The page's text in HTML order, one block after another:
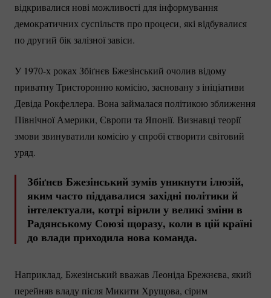
відкривалися нові можливості для інформування
демократичних суспільств про процеси, які відбувалися
по другий бік залізної завіси.
У 1970-х роках Збіґнєв Бжезінський очолив відому
приватну Тристоронню комісію, засновану з ініціативи
Девіда Рокфеллера. Вона займалася політикою зближення
Північної Америки, Європи та Японії. Визнавці теорії
змови звинуватили комісію у спробі створити світовий
уряд.
Збіґнєв Бжезінський зумів уникнути ілюзій,
яким часто піддавалися західні політики й
інтелектуали, котрі вірили у великі зміни в
Радянському Союзі щоразу, коли в цій країні
до влади приходила нова команда.
Наприклад, Бжезінський вважав Леоніда Брежнєва, який
перейняв владу після Микити Хрущова, сірим